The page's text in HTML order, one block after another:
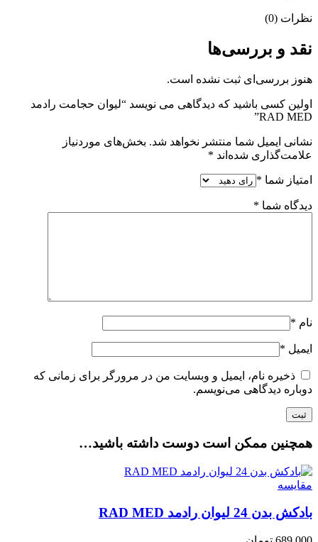
نظرات (0)
نقد و بررسی‌ها
هنوز بررسی‌ای ثبت نشده است.
اولین کسی باشید که دیدگاهی می نویسد “لیوان حجامت رادمد
RAD MED”
نشانی ایمیل شما منتشر نخواهد شد. بخش‌های موردنیاز
علامت‌گذاری شده‌اند *
امتیاز شما *
دیدگاه شما *
نام *
ایمیل *
ذخیره نام، ایمیل و وبسایت من در مرورگر برای زمانی که
دوباره دیدگاهی می‌نویسم.
همچنین ممکن است دوست داشته باشید…
مقایسه
بادکش بدن 24 لیوان رادمد RAD MED